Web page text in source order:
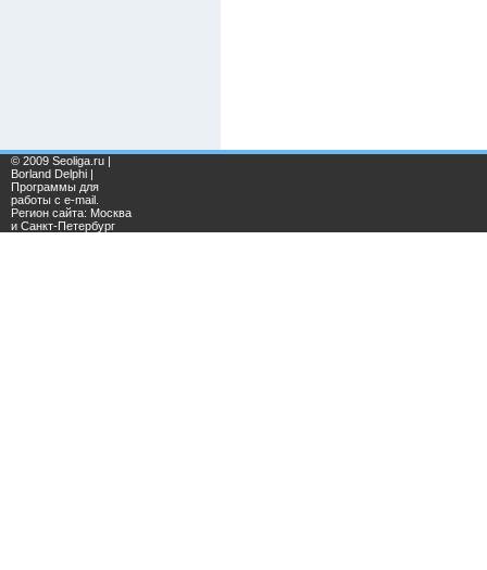
© 2009 Seoliga.ru |
Borland Delphi |
Программы для
работы с e-mail.
Регион сайта: Москва
и Санкт-Петербург